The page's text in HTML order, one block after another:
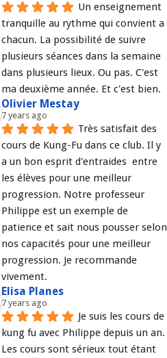
Un enseignement
tranquille au rythme qui convient a
chacun. La possibilité de suivre
plusieurs séances dans la semaine
dans plusieurs lieux. Ou pas. C'est
ma deuxième année. Et c'est bien.
Olivier Mestay
7 years ago
Très satisfait des
cours de Kung-Fu dans ce club. Il y
a un bon esprit d'entraides  entre
les élèves pour une meilleur
progression. Notre professeur
Philippe est un exemple de
patience et sait nous pousser selon
nos capacités pour une meilleur
progression. Je recommande
vivement.
Elisa Planes
7 years ago
Je suis les cours de
kung fu avec Philippe depuis un an.
Les cours sont sérieux tout étant